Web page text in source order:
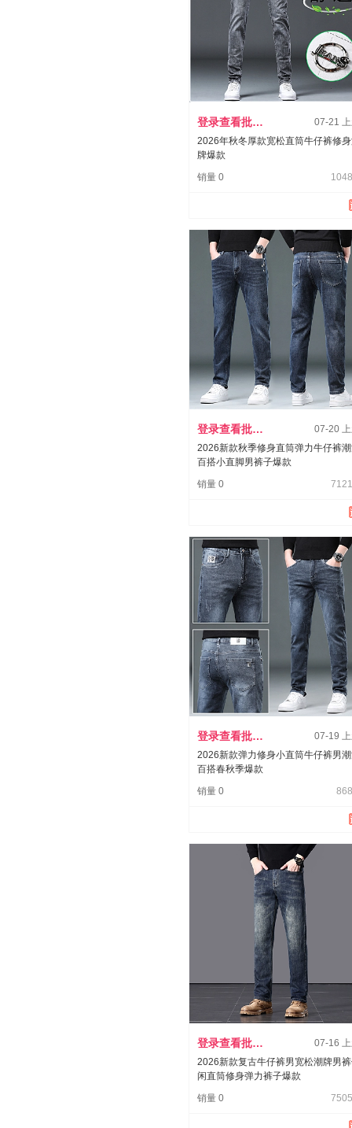
登录查看批发价
07-21
2026年秋冬厚款宽松直筒牛仔裤修
牌爆款
销量 0
登录查看批发价
07-20
2026新款秋季修身直筒弹力牛仔裤
百搭小直脚男裤子爆款
销量 0
登录查看批发价
07-19
2026新款弹力修身小直筒牛仔裤男
百搭春秋季爆款
销量 0
登录查看批发价
07-16
2026新款复古牛仔裤男宽松潮牌男
闲直筒修身弹力裤子爆款
销量 0